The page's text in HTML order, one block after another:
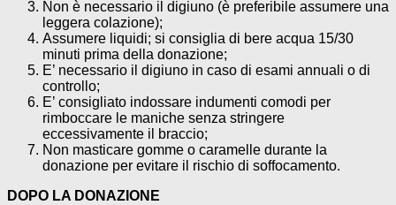
Non è necessario il digiuno (è preferibile assumere una
leggera colazione);
Assumere liquidi; si consiglia di bere acqua 15/30
minuti prima della donazione;
E’ necessario il digiuno in caso di esami annuali o di
controllo;
E’ consigliato indossare indumenti comodi per
rimboccare le maniche senza stringere
eccessivamente il braccio;
Non masticare gomme o caramelle durante la
donazione per evitare il rischio di soffocamento.
DOPO LA DONAZIONE